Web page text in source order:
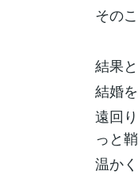
その
結果
結婚
遠回
っと
温か